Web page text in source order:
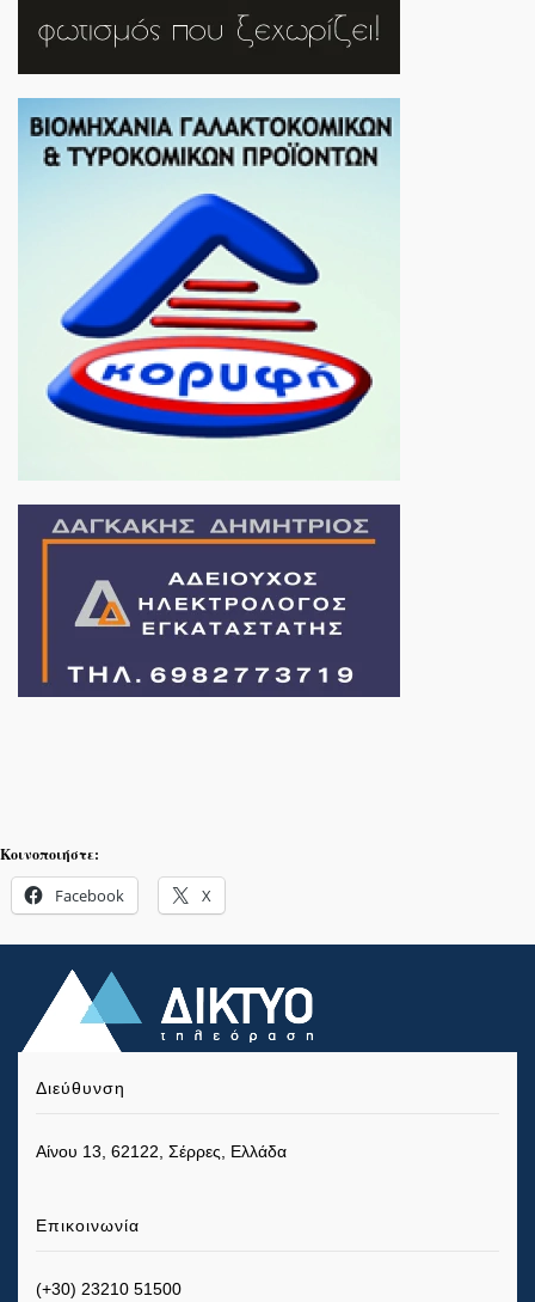
Κοινοποιήστε:
Facebook X
Διεύθυνση
Αίνου 13, 62122, Σέρρες, Ελλάδα
Επικοινωνία
(+30) 23210 51500